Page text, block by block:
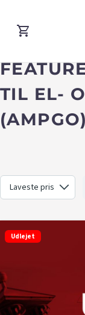
TIL EL-
(AMPGO)
Udlejet